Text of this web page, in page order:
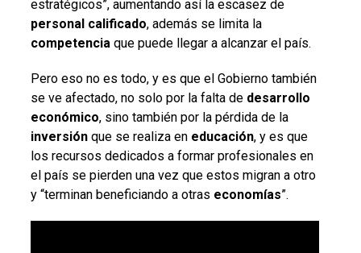
estratégicos”, aumentando así la escasez de
personal calificado, además se limita la
competencia que puede llegar a alcanzar el país.
Pero eso no es todo, y es que el Gobierno también
se ve afectado, no solo por la falta de desarrollo
económico, sino también por la pérdida de la
inversiónque se realiza en educación, y es que
los recursos dedicados a formar profesionales en
el país se pierden una vez que estos migran a otro
y “terminan beneficiando a otras economías”.